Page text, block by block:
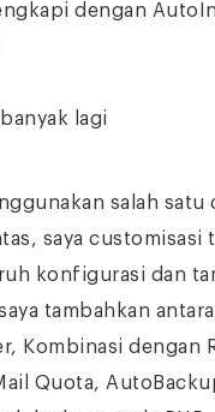
dengan
lagi
salah satu
saya customisasi
konfigurasi dan
tambahkan antara
Kombinasi dengan
Quota,